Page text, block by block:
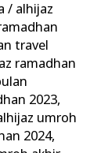
/ alhijaz
travel
ramadhan
2023,
umroh
2024,